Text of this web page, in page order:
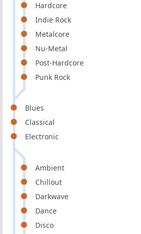
Hardcore
Indie Rock
Metalcore
Nu-Metal
Post-Hardcore
Punk Rock
Blues
Classical
Electronic
Ambient
Chillout
Darkwave
Dance
Disco